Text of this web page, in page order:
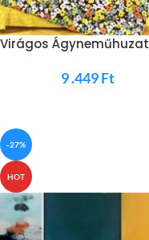
Virágos Ágyneműhuzat
9 .449Ft
-27%
HOT